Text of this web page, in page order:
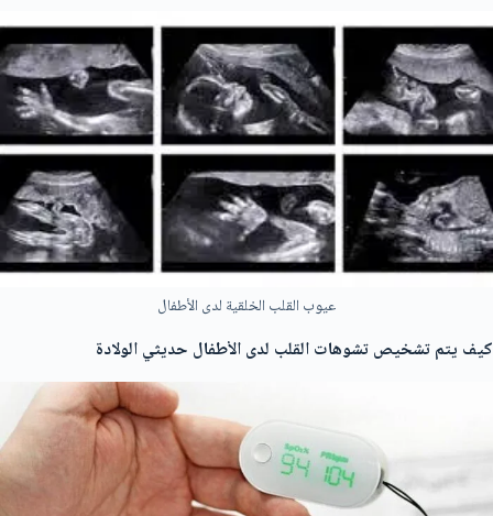
عيوب القلب الخلقية لدى الأطفال
كيف يتم تشخيص تشوهات القلب لدى الأطفال حديثي الولادة